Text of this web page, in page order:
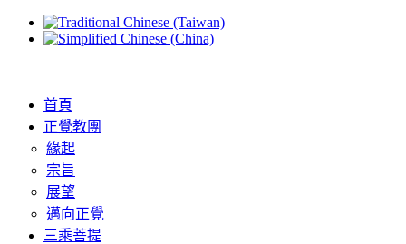
首頁
正覺教團
緣起
宗旨
展望
邁向正覺
三乘菩提